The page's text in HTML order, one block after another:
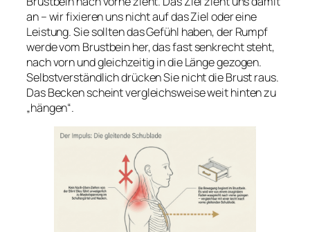
an – wir fixieren uns nicht auf das Ziel oder eine
Leistung. Sie sollten das Gefühl haben, der Rumpf
werde vom Brustbein her, das fast senkrecht steht,
nach vorn und gleichzeitig in die Länge gezogen.
Selbstverständlich drücken Sie nicht die Brust raus.
Das Becken scheint vergleichsweise weit hinten zu
„hängen“.